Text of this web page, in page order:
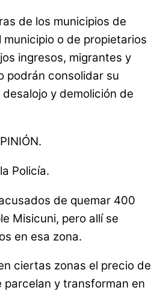
de los municipios de
o de propietarios
ingresos, migrantes y
podrán consolidar su
y demolición de
Policía.
de quemar 400
Misicuni, pero allí se
en esa zona.
ciertas zonas el precio de
parcelan y transforman en